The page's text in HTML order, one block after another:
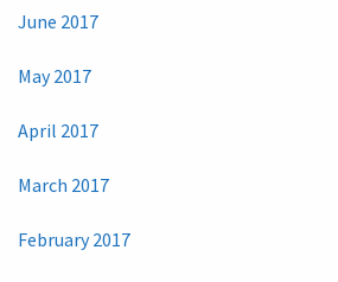
June 2017
May 2017
April 2017
March 2017
February 2017